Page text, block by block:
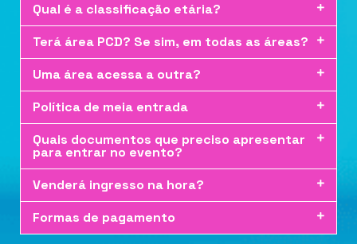
Qual é a classificação etária?
Terá área PCD? Se sim, em todas as áreas?
Uma área acessa a outra?
Política de meia entrada
Quais documentos que preciso apresentar
para entrar no evento?
Venderá ingresso na hora?
Formas de pagamento